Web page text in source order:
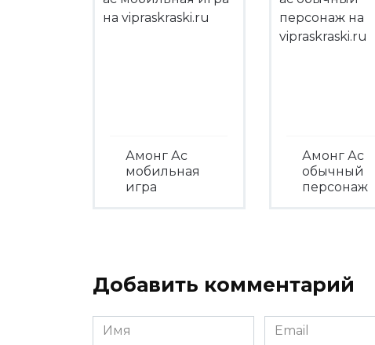
Амонг Ас
мобильная
игра
Амонг Ас
обычный
персонаж
Добавить комментарий
Имя
Email